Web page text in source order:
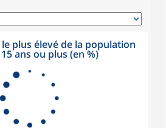
le plus élevé de la population
ans ou plus (en %)